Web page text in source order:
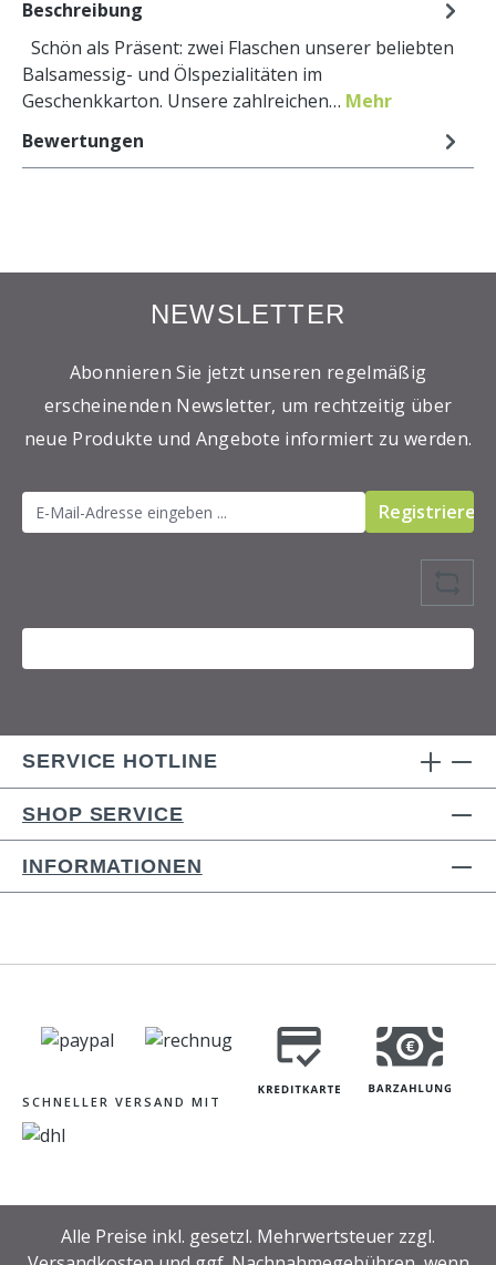
Beschreibung
Schön als Präsent: zwei Flaschen unserer beliebten
Balsamessig- und Ölspezialitäten im
Geschenkkarton. Unsere zahlreichen… Mehr
Bewertungen
NEWSLETTER
Abonnieren Sie jetzt unseren regelmäßig
erscheinenden Newsletter, um rechtzeitig über
neue Produkte und Angebote informiert zu werden.
Registrieren
SERVICE HOTLINE
SHOP SERVICE
INFORMATIONEN
SCHNELLER VERSAND MIT
Alle Preise inkl. gesetzl. Mehrwertsteuer zzgl.